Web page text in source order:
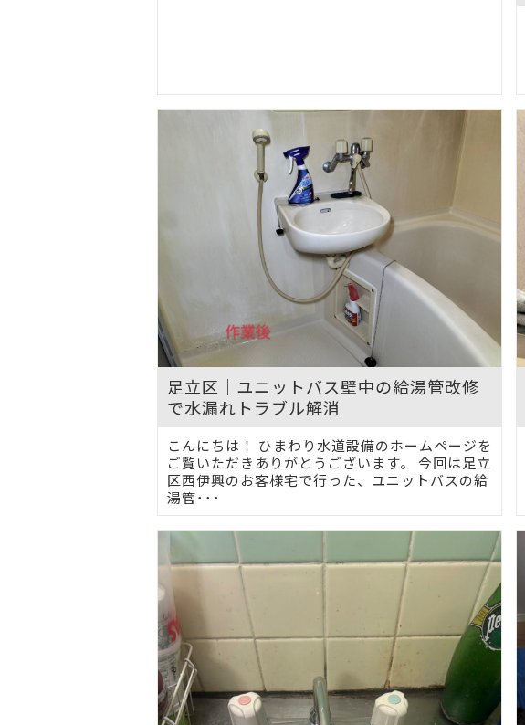
足立区｜ユニットバス壁中の給湯管改修
で水漏れトラブル解消
こんにちは！ ひまわり水道設備のホームページを
ご覧いただきありがとうございます。 今回は足立
区西伊興のお客様宅で行った、ユニットバスの給
湯管･･･